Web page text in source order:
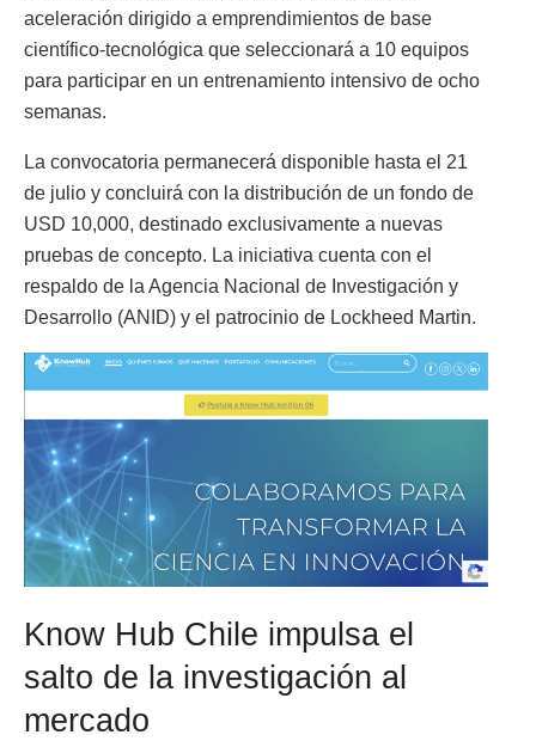
aceleración dirigido a emprendimientos de base
científico-tecnológica que seleccionará a 10 equipos
para participar en un entrenamiento intensivo de ocho
semanas.
La convocatoria permanecerá disponible hasta el 21
de julio y concluirá con la distribución de un fondo de
USD 10,000, destinado exclusivamente a nuevas
pruebas de concepto. La iniciativa cuenta con el
respaldo de la Agencia Nacional de Investigación y
Desarrollo (ANID) y el patrocinio de Lockheed Martin.
Know Hub Chile impulsa el
salto de la investigación al
mercado